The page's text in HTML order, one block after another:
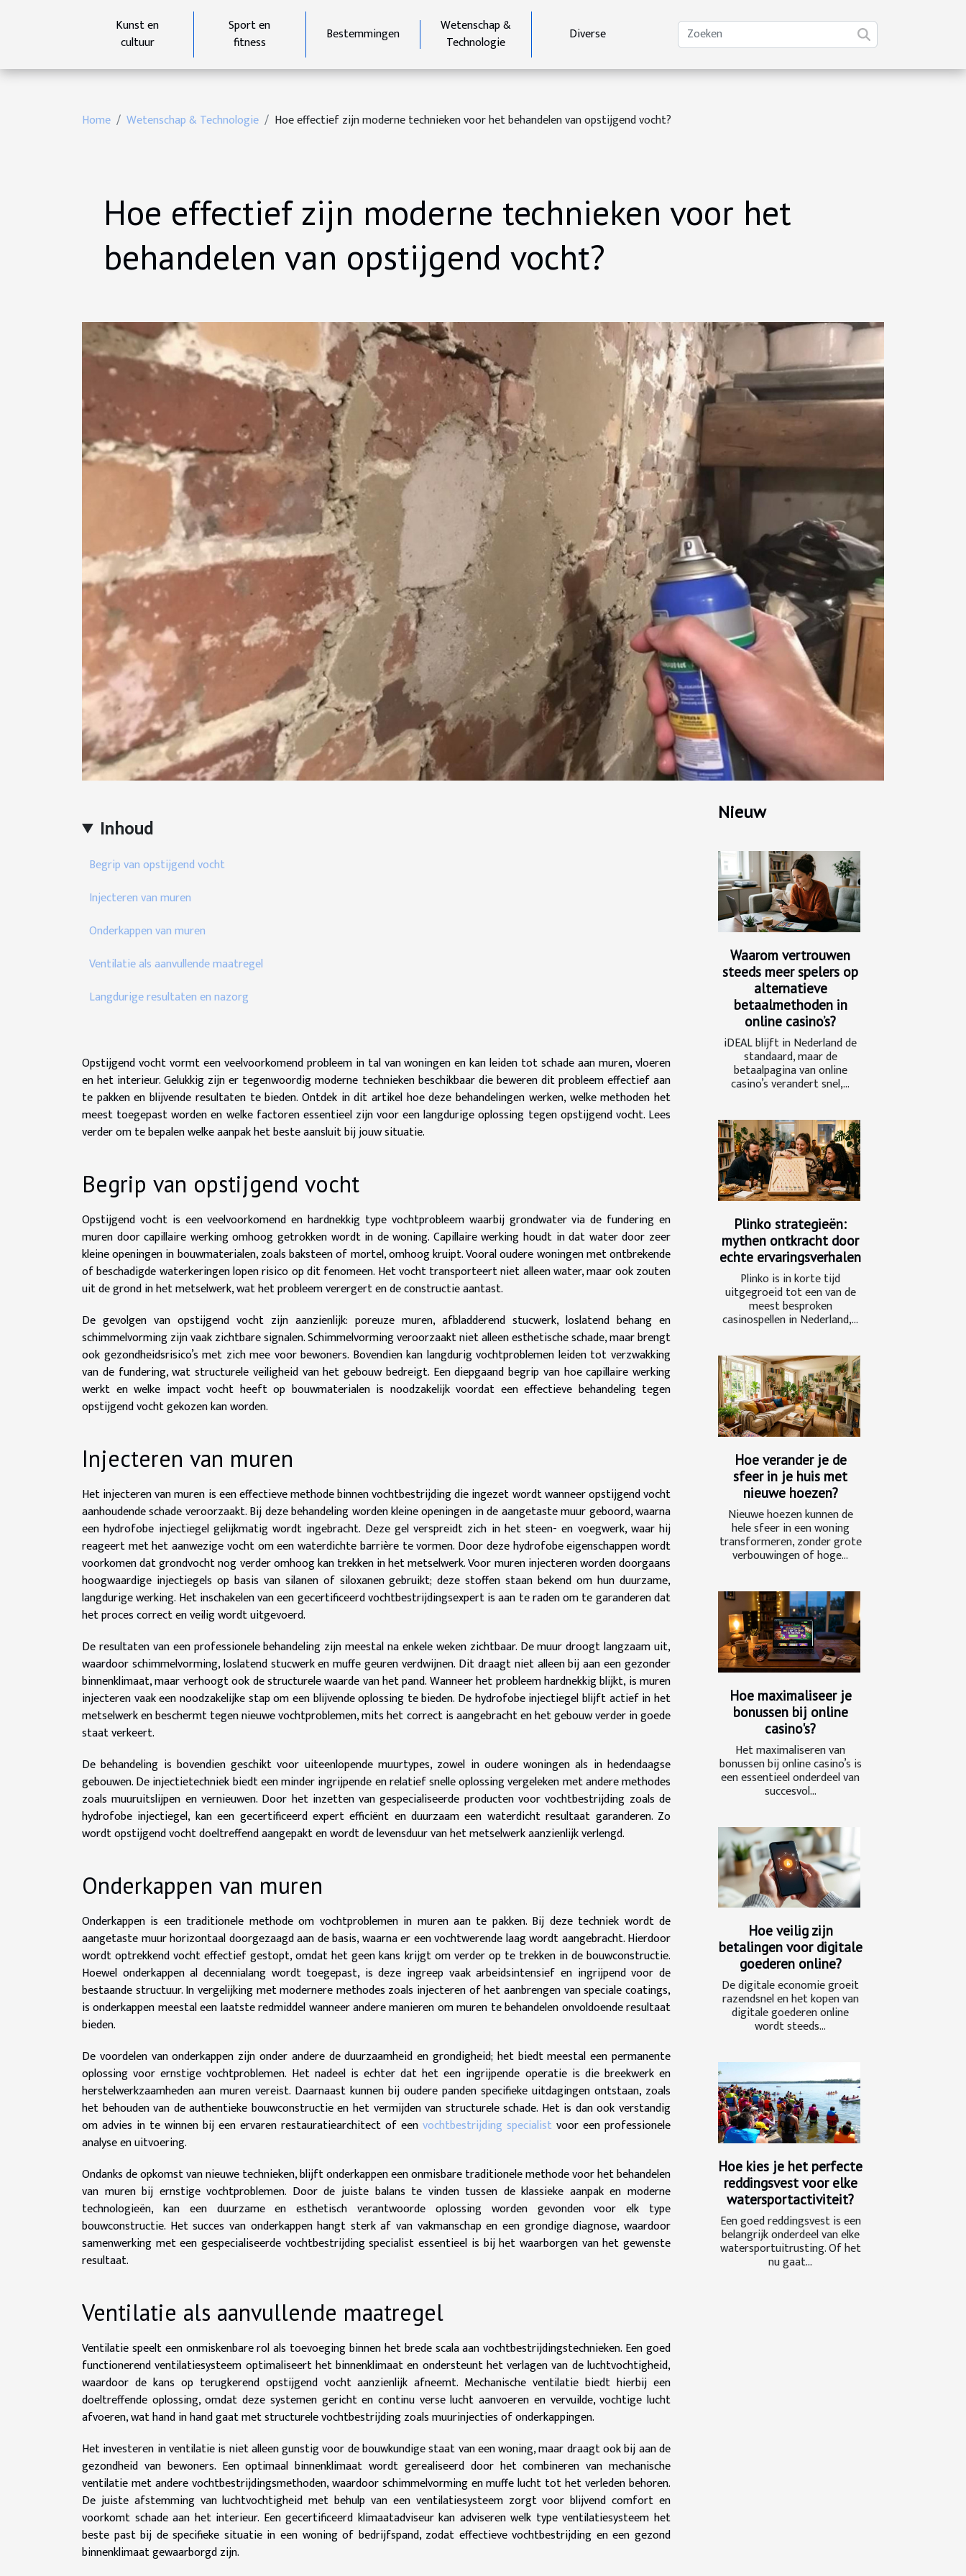
Kunst en
cultuur
Sport en
fitness
Bestemmingen
Wetenschap &
Technologie
Diverse
Home Wetenschap & Technologie Hoe effectief zijn moderne technieken voor het behandelen van opstijgend vocht?
Hoe effectief zijn moderne technieken voor het
behandelen van opstijgend vocht?
Inhoud
Begrip van opstijgend vocht
Injecteren van muren
Onderkappen van muren
Ventilatie als aanvullende maatregel
Langdurige resultaten en nazorg
Opstijgend vocht vormt een veelvoorkomend probleem in tal van woningen en kan leiden tot schade aan muren, vloeren
en het interieur. Gelukkig zijn er tegenwoordig moderne technieken beschikbaar die beweren dit probleem effectief aan
te pakken en blijvende resultaten te bieden. Ontdek in dit artikel hoe deze behandelingen werken, welke methoden het
meest toegepast worden en welke factoren essentieel zijn voor een langdurige oplossing tegen opstijgend vocht. Lees
verder om te bepalen welke aanpak het beste aansluit bij jouw situatie.
Begrip van opstijgend vocht
Opstijgend vocht is een veelvoorkomend en hardnekkig type vochtprobleem waarbij grondwater via de fundering en
muren door capillaire werking omhoog getrokken wordt in de woning. Capillaire werking houdt in dat water door zeer
kleine openingen in bouwmaterialen, zoals baksteen of mortel, omhoog kruipt. Vooral oudere woningen met ontbrekende
of beschadigde waterkeringen lopen risico op dit fenomeen. Het vocht transporteert niet alleen water, maar ook zouten
uit de grond in het metselwerk, wat het probleem verergert en de constructie aantast.
De gevolgen van opstijgend vocht zijn aanzienlijk: poreuze muren, afbladderend stucwerk, loslatend behang en
schimmelvorming zijn vaak zichtbare signalen. Schimmelvorming veroorzaakt niet alleen esthetische schade, maar brengt
ook gezondheidsrisico’s met zich mee voor bewoners. Bovendien kan langdurig vochtproblemen leiden tot verzwakking
van de fundering, wat structurele veiligheid van het gebouw bedreigt. Een diepgaand begrip van hoe capillaire werking
werkt en welke impact vocht heeft op bouwmaterialen is noodzakelijk voordat een effectieve behandeling tegen
opstijgend vocht gekozen kan worden.
Injecteren van muren
Het injecteren van muren is een effectieve methode binnen vochtbestrijding die ingezet wordt wanneer opstijgend vocht
aanhoudende schade veroorzaakt. Bij deze behandeling worden kleine openingen in de aangetaste muur geboord, waarna
een hydrofobe injectiegel gelijkmatig wordt ingebracht. Deze gel verspreidt zich in het steen- en voegwerk, waar hij
reageert met het aanwezige vocht om een waterdichte barrière te vormen. Door deze hydrofobe eigenschappen wordt
voorkomen dat grondvocht nog verder omhoog kan trekken in het metselwerk. Voor muren injecteren worden doorgaans
hoogwaardige injectiegels op basis van silanen of siloxanen gebruikt; deze stoffen staan bekend om hun duurzame,
langdurige werking. Het inschakelen van een gecertificeerd vochtbestrijdingsexpert is aan te raden om te garanderen dat
het proces correct en veilig wordt uitgevoerd.
De resultaten van een professionele behandeling zijn meestal na enkele weken zichtbaar. De muur droogt langzaam uit,
waardoor schimmelvorming, loslatend stucwerk en muffe geuren verdwijnen. Dit draagt niet alleen bij aan een gezonder
binnenklimaat, maar verhoogt ook de structurele waarde van het pand. Wanneer het probleem hardnekkig blijkt, is muren
injecteren vaak een noodzakelijke stap om een blijvende oplossing te bieden. De hydrofobe injectiegel blijft actief in het
metselwerk en beschermt tegen nieuwe vochtproblemen, mits het correct is aangebracht en het gebouw verder in goede
staat verkeert.
De behandeling is bovendien geschikt voor uiteenlopende muurtypes, zowel in oudere woningen als in hedendaagse
gebouwen. De injectietechniek biedt een minder ingrijpende en relatief snelle oplossing vergeleken met andere methodes
zoals muuruitslijpen en vernieuwen. Door het inzetten van gespecialiseerde producten voor vochtbestrijding zoals de
hydrofobe injectiegel, kan een gecertificeerd expert efficiënt en duurzaam een waterdicht resultaat garanderen. Zo
wordt opstijgend vocht doeltreffend aangepakt en wordt de levensduur van het metselwerk aanzienlijk verlengd.
Onderkappen van muren
Onderkappen is een traditionele methode om vochtproblemen in muren aan te pakken. Bij deze techniek wordt de
aangetaste muur horizontaal doorgezaagd aan de basis, waarna er een vochtwerende laag wordt aangebracht. Hierdoor
wordt optrekkend vocht effectief gestopt, omdat het geen kans krijgt om verder op te trekken in de bouwconstructie.
Hoewel onderkappen al decennialang wordt toegepast, is deze ingreep vaak arbeidsintensief en ingrijpend voor de
bestaande structuur. In vergelijking met modernere methodes zoals injecteren of het aanbrengen van speciale coatings,
is onderkappen meestal een laatste redmiddel wanneer andere manieren om muren te behandelen onvoldoende resultaat
bieden.
De voordelen van onderkappen zijn onder andere de duurzaamheid en grondigheid; het biedt meestal een permanente
oplossing voor ernstige vochtproblemen. Het nadeel is echter dat het een ingrijpende operatie is die breekwerk en
herstelwerkzaamheden aan muren vereist. Daarnaast kunnen bij oudere panden specifieke uitdagingen ontstaan, zoals
het behouden van de authentieke bouwconstructie en het vermijden van structurele schade. Het is dan ook verstandig
om advies in te winnen bij een ervaren restauratiearchitect of een vochtbestrijding specialist voor een professionele
analyse en uitvoering.
Ondanks de opkomst van nieuwe technieken, blijft onderkappen een onmisbare traditionele methode voor het behandelen
van muren bij ernstige vochtproblemen. Door de juiste balans te vinden tussen de klassieke aanpak en moderne
technologieën, kan een duurzame en esthetisch verantwoorde oplossing worden gevonden voor elk type
bouwconstructie. Het succes van onderkappen hangt sterk af van vakmanschap en een grondige diagnose, waardoor
samenwerking met een gespecialiseerde vochtbestrijding specialist essentieel is bij het waarborgen van het gewenste
resultaat.
Ventilatie als aanvullende maatregel
Ventilatie speelt een onmiskenbare rol als toevoeging binnen het brede scala aan vochtbestrijdingstechnieken. Een goed
functionerend ventilatiesysteem optimaliseert het binnenklimaat en ondersteunt het verlagen van de luchtvochtigheid,
waardoor de kans op terugkerend opstijgend vocht aanzienlijk afneemt. Mechanische ventilatie biedt hierbij een
doeltreffende oplossing, omdat deze systemen gericht en continu verse lucht aanvoeren en vervuilde, vochtige lucht
afvoeren, wat hand in hand gaat met structurele vochtbestrijding zoals muurinjecties of onderkappingen.
Het investeren in ventilatie is niet alleen gunstig voor de bouwkundige staat van een woning, maar draagt ook bij aan de
gezondheid van bewoners. Een optimaal binnenklimaat wordt gerealiseerd door het combineren van mechanische
ventilatie met andere vochtbestrijdingsmethoden, waardoor schimmelvorming en muffe lucht tot het verleden behoren.
De juiste afstemming van luchtvochtigheid met behulp van een ventilatiesysteem zorgt voor blijvend comfort en
voorkomt schade aan het interieur. Een gecertificeerd klimaatadviseur kan adviseren welk type ventilatiesysteem het
beste past bij de specifieke situatie in een woning of bedrijfspand, zodat effectieve vochtbestrijding en een gezond
binnenklimaat gewaarborgd zijn.
Nieuw
Waarom vertrouwen
steeds meer spelers op
alternatieve
betaalmethoden in
online casino’s?
iDEAL blijft in Nederland de
standaard, maar de
betaalpagina van online
casino’s verandert snel,...
Plinko strategieën:
mythen ontkracht door
echte ervaringsverhalen
Plinko is in korte tijd
uitgegroeid tot een van de
meest besproken
casinospellen in Nederland,...
Hoe verander je de
sfeer in je huis met
nieuwe hoezen?
Nieuwe hoezen kunnen de
hele sfeer in een woning
transformeren, zonder grote
verbouwingen of hoge...
Hoe maximaliseer je
bonussen bij online
casino's?
Het maximaliseren van
bonussen bij online casino’s is
een essentieel onderdeel van
succesvol...
Hoe veilig zijn
betalingen voor digitale
goederen online?
De digitale economie groeit
razendsnel en het kopen van
digitale goederen online
wordt steeds...
Hoe kies je het perfecte
reddingsvest voor elke
watersportactiviteit?
Een goed reddingsvest is een
belangrijk onderdeel van elke
watersportuitrusting. Of het
nu gaat...